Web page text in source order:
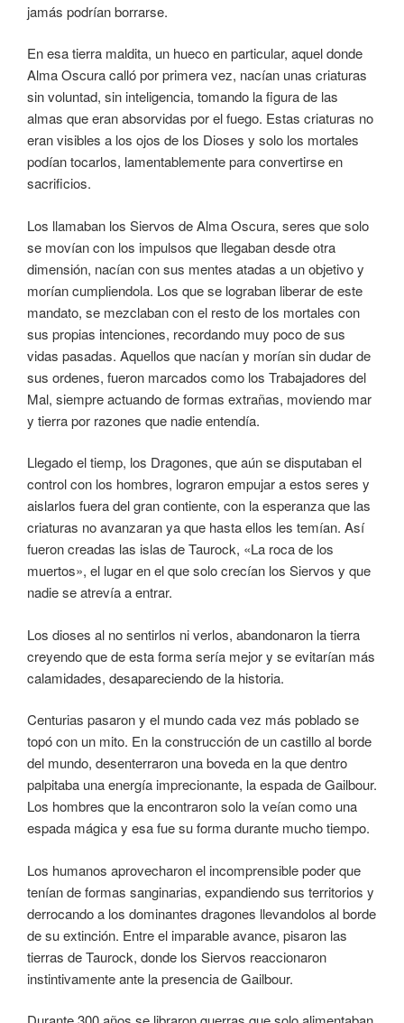
jamás podrían borrarse.
En esa tierra maldita, un hueco en particular, aquel donde
Alma Oscura calló por primera vez, nacían unas criaturas
sin voluntad, sin inteligencia, tomando la figura de las
almas que eran absorvidas por el fuego. Estas criaturas no
eran visibles a los ojos de los Dioses y solo los mortales
podían tocarlos, lamentablemente para convertirse en
sacrificios.
Los llamaban los Siervos de Alma Oscura, seres que solo
se movían con los impulsos que llegaban desde otra
dimensión, nacían con sus mentes atadas a un objetivo y
morían cumpliendola. Los que se lograban liberar de este
mandato, se mezclaban con el resto de los mortales con
sus propias intenciones, recordando muy poco de sus
vidas pasadas. Aquellos que nacían y morían sin dudar de
sus ordenes, fueron marcados como los Trabajadores del
Mal, siempre actuando de formas extrañas, moviendo mar
y tierra por razones que nadie entendía.
Llegado el tiemp, los Dragones, que aún se disputaban el
control con los hombres, lograron empujar a estos seres y
aislarlos fuera del gran contiente, con la esperanza que las
criaturas no avanzaran ya que hasta ellos les temían. Así
fueron creadas las islas de Taurock, «La roca de los
muertos», el lugar en el que solo crecían los Siervos y que
nadie se atrevía a entrar.
Los dioses al no sentirlos ni verlos, abandonaron la tierra
creyendo que de esta forma sería mejor y se evitarían más
calamidades, desapareciendo de la historia.
Centurias pasaron y el mundo cada vez más poblado se
topó con un mito. En la construcción de un castillo al borde
del mundo, desenterraron una boveda en la que dentro
palpitaba una energía imprecionante, la espada de Gailbour.
Los hombres que la encontraron solo la veían como una
espada mágica y esa fue su forma durante mucho tiempo.
Los humanos aprovecharon el incomprensible poder que
tenían de formas sanginarias, expandiendo sus territorios y
derrocando a los dominantes dragones llevandolos al borde
de su extinción. Entre el imparable avance, pisaron las
tierras de Taurock, donde los Siervos reaccionaron
instintivamente ante la presencia de Gailbour.